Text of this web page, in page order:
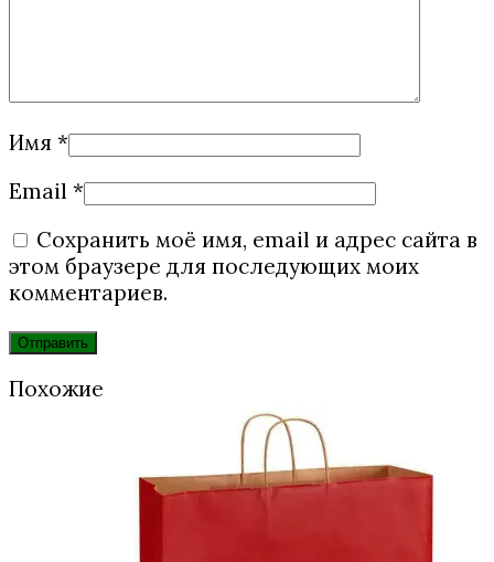
Имя *
Email *
Сохранить моё имя, email и адрес сайта в
этом браузере для последующих моих
комментариев.
Похожие